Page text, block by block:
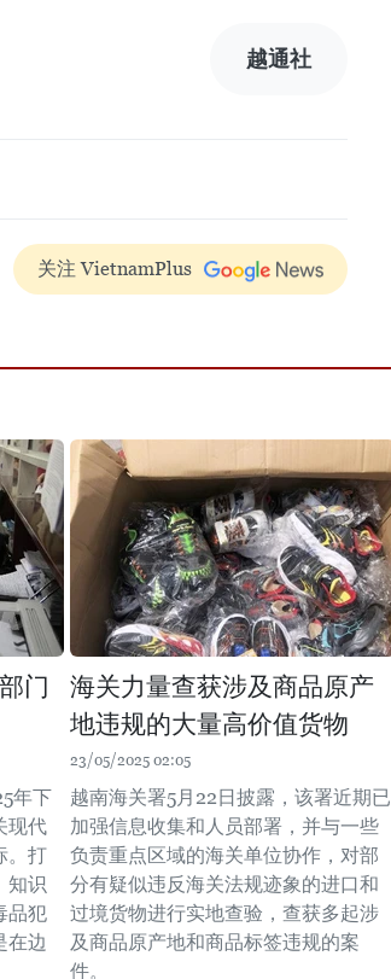
越通社
关注 VietnamPlus
门
年下
现代
。打
知识
品犯
在边
海关力量查获涉及商品原产
地违规的大量高价值货物
23/05/2025 02:05
越南海关署5月22日披露，该署近期已
加强信息收集和人员部署，并与一些
负责重点区域的海关单位协作，对部
分有疑似违反海关法规迹象的进口和
过境货物进行实地查验，查获多起涉
及商品原产地和商品标签违规的案
件。